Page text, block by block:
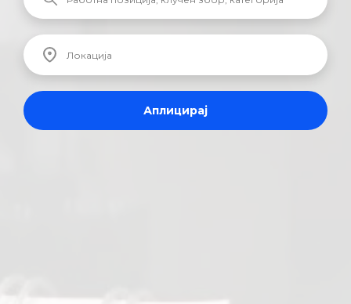
Аплицирај